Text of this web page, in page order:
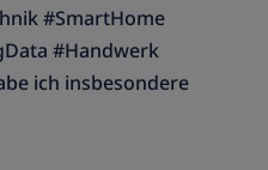
#SmartHome
#Handwerk
ich insbesondere